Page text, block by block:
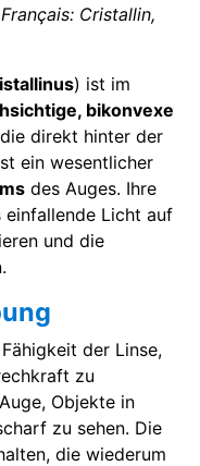
Cristallin,
) ist im
bikonvexe
direkt hinter der
ein wesentlicher
des Auges. Ihre
einfallende Licht auf
und die
der Linse,
zu
Objekte in
zu sehen. Die
die wiederum